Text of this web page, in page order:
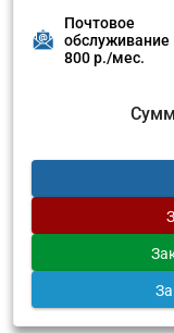
Почтовое
обслуживание
800 р./мес.